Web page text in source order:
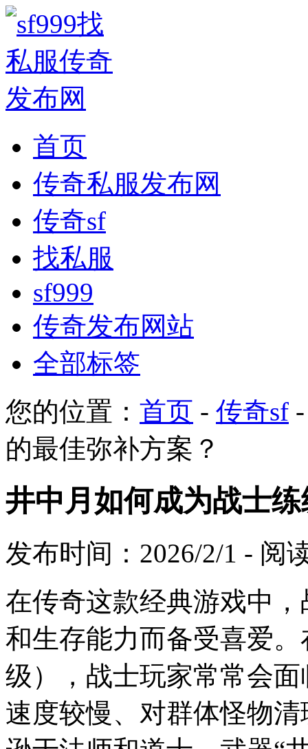
首页
传奇私服发布网
传奇sf
找私服
sf999
传奇发布网站
全部标签
您的位置： 首页 - 传奇sf
的最佳弥补方案？
井中月如何成为战士
发布时间：2026/2/1 - 阅
在传奇这款经典游戏中
和生存能力而备受喜爱
级），战士玩家常常会
速度较慢、对群体怪物